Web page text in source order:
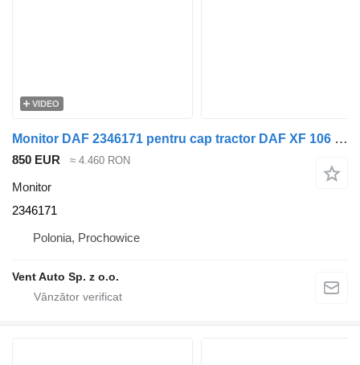
VIDEO
Monitor DAF 2346171 pentru cap tractor DAF XF 106 G2 / XG
850 EUR ≈ 4.460 RON
Monitor
2346171
Polonia, Prochowice
Vent Auto Sp. z o.o.